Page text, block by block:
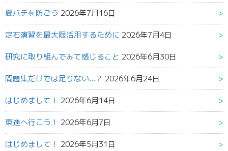
夏バテを防ごう 2026年7月16日
定石演習を最大限活用するために 2026年7月4日
研究に取り組んでみて感じること 2026年6月30日
問題集だけでは足りない...？ 2026年6月24日
はじめまして！ 2026年6月14日
東進へ行こう！ 2026年6月7日
はじめまして！ 2026年5月31日